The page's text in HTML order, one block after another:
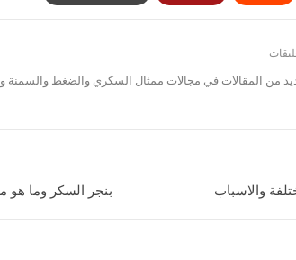
من المقالات في مجالات ممثال السكري والضغط والسمنة
بنجر السكر وما هو